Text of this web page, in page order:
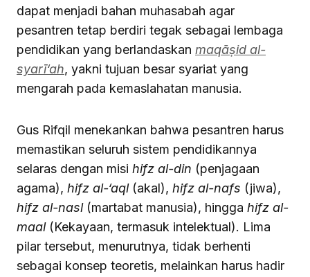
dapat menjadi bahan muhasabah agar
pesantren tetap berdiri tegak sebagai lembaga
pendidikan yang berlandaskan maqāṣid al-
syarī‘ah, yakni tujuan besar syariat yang
mengarah pada kemaslahatan manusia.
Gus Rifqil menekankan bahwa pesantren harus
memastikan seluruh sistem pendidikannya
selaras dengan misi hifz al-din (penjagaan
agama), hifz al-‘aql(akal), hifz al-nafs (jiwa),
hifz al-nasl(martabat manusia), hingga hifz al-
maal (Kekayaan, termasuk intelektual). Lima
pilar tersebut, menurutnya, tidak berhenti
sebagai konsep teoretis, melainkan harus hadir